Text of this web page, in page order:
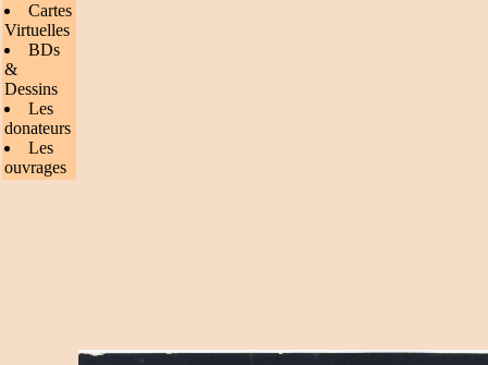
Cartes
Virtuelles
BDs
&
Dessins
Les
donateurs
Les
ouvrages